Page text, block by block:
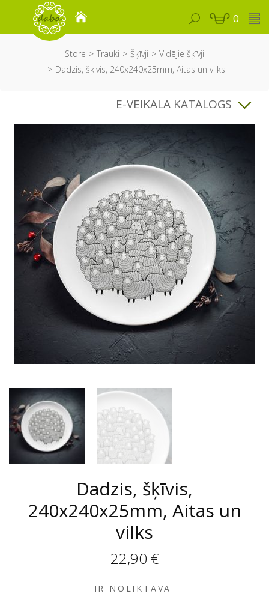
0
Store Trauki Šķīvji
Vidējie šķīvji
Dadzis, šķīvis, 240x240x25mm, Aitas un vilks
E-VEIKALA KATALOGS
Dadzis, šķīvis,
240x240x25mm, Aitas un
vilks
22,90 €
IR NOLIKTAVĀ